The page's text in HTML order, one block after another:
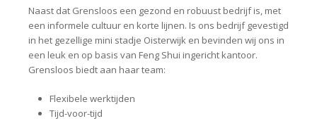
Naast dat Grensloos een gezond en robuust bedrijf is, met
een informele cultuur en korte lijnen. Is ons bedrijf gevestigd
in het gezellige mini stadje Oisterwijk en bevinden wij ons in
een leuk en op basis van Feng Shui ingericht kantoor.
Grensloos biedt aan haar team:
Flexibele werktijden
Tijd-voor-tijd